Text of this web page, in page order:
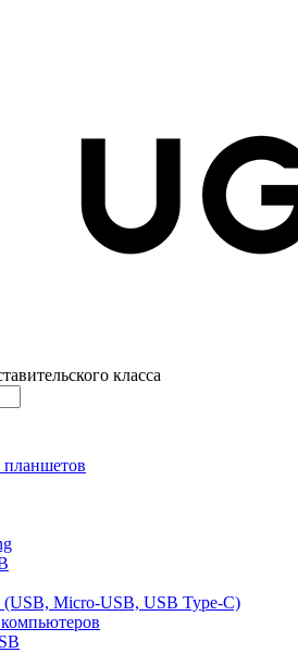
класса
планшетов
Micro-USB, USB Type-C)